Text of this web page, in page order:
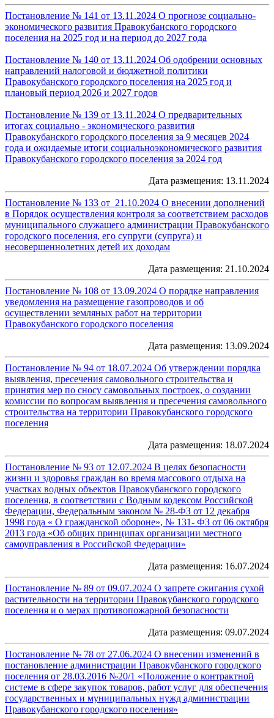
Постановление № 141 от 13.11.2024 О прогнозе социально-
экономического развития Правокубанского городского
поселения на 2025 год и на период до 2027 года
Постановление № 140 от 13.11.2024 Об одобрении основных
направлений налоговой и бюджетной политики
Правокубанского городского поселения на 2025 год и
плановый период 2026 и 2027 годов
Постановление № 139 от 13.11.2024 О предварительных
итогах социально - экономического развития
Правокубанского городского поселения за 9 месяцев 2024
года и ожидаемые итоги социальноэкономического развития
Правокубанского городского поселения за 2024 год
Дата размещения: 13.11.2024
Постановление № 133 от 21.10.2024 О внесении дополнений
в Порядок осуществления контроля за соответствием расходов
муниципального служащего администрации Правокубанского
городского поселения, его супруги (супруга) и
несовершеннолетних детей их доходам
Дата размещения: 21.10.2024
Постановление № 108 от 13.09.2024 О порядке направления
уведомления на размещение газопроводов и об
осуществлении земляных работ на территории
Правокубанского городского поселения
Дата размещения: 13.09.2024
Постановление № 94 от 18.07.2024 Об утверждении порядка
выявления, пресечения самовольного строительства и
принятия мер по сносу самовольных построек, о создании
комиссии по вопросам выявления и пресечения самовольного
строительства на территории Правокубанского городского
поселения
Дата размещения: 18.07.2024
Постановление № 93 от 12.07.2024 В целях безопасности
жизни и здоровья граждан во время массового отдыха на
участках водных объектов Правокубанского городского
поселения, в соответствии с Водным кодексом Российской
Федерации, Федеральным законом № 28-ФЗ от 12 декабря
1998 года « О гражданской обороне», № 131- ФЗ от 06 октября
2013 года «Об общих принципах организации местного
самоуправления в Российской Федерации»
Дата размещения: 16.07.2024
Постановление № 89 от 09.07.2024 О запрете сжигания сухой
растительности на территории Правокубанского городского
поселения и о мерах противопожарной безопасности
Дата размещения: 09.07.2024
Постановление № 78 от 27.06.2024 О внесении изменений в
постановление администрации Правокубанского городского
поселения от 28.03.2016 №20/1 «Положение о контрактной
системе в сфере закупок товаров, работ услуг для обеспечения
государственных и муниципальных нужд администрации
Правокубанского городского поселения»